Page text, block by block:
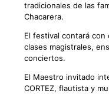
tradicionales de las
Chacarera.
El festival contará
clases magistrales,
conciertos.
El Maestro invitado
CORTEZ, flautista y